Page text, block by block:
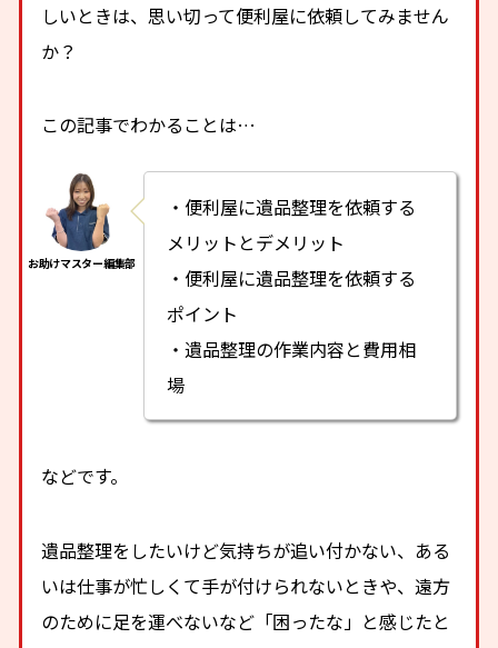
しいときは、思い切って便利屋に依頼してみません
か？
この記事でわかることは…
・便利屋に遺品整理を依頼する
メリットとデメリット
・便利屋に遺品整理を依頼する
ポイント
・遺品整理の作業内容と費用相
場
などです。
遺品整理をしたいけど気持ちが追い付かない、ある
いは仕事が忙しくて手が付けられないときや、遠方
のために足を運べないなど「困ったな」と感じたと